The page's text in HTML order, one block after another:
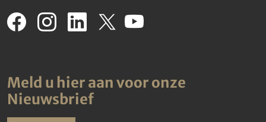
Meld u hier aan voor onze
Nieuwsbrief